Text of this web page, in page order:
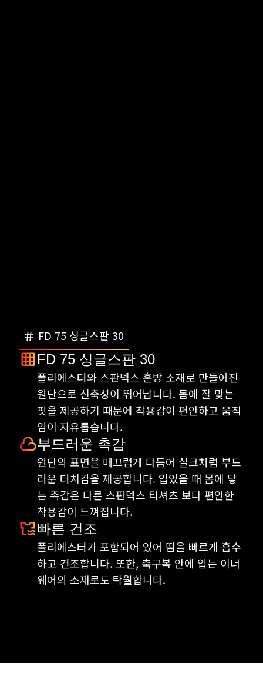
FD 75 싱글스판 30
FD 75 싱글스판 30
폴리에스터와 스판덱스 혼방 소재로 만들어진
원단으로 신축성이 뛰어납니다. 몸에 잘 맞는
핏을 제공하기 때문에 착용감이 편안하고 움직
임이 자유롭습니다.
부드러운 촉감
원단의 표면을 매끄럽게 다듬어 실크처럼 부드
러운 터치감을 제공합니다. 입었을 때 몸에 닿
는 촉감은 다른 스판덱스 티셔츠 보다 편안한
착용감이 느껴집니다.
빠른 건조
폴리에스터가 포함되어 있어 땀을 빠르게 흡수
하고 건조합니다. 또한, 축구복 안에 입는 이너
웨어의 소재로도 탁월합니다.